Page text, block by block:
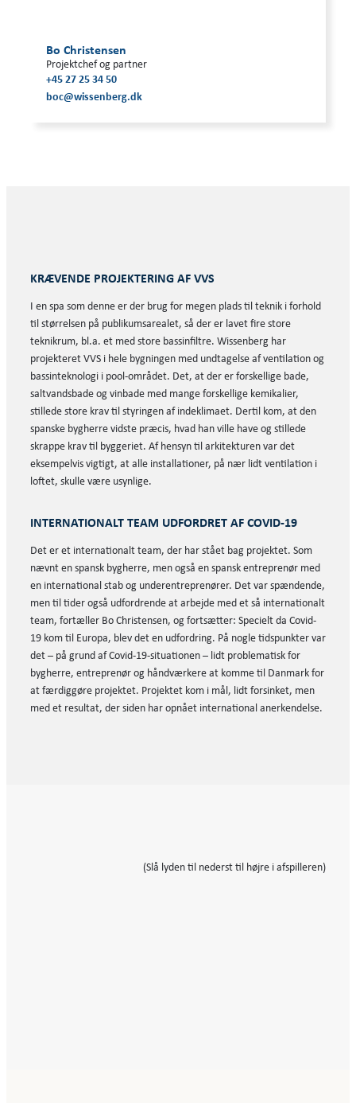
Bo Christensen
Projektchef og partner
+45 27 25 34 50
boc@wissenberg.dk
KRÆVENDE PROJEKTERING AF VVS
I en spa som denne er der brug for megen plads til teknik i forhold
til størrelsen på publikumsarealet, så der er lavet fire store
teknikrum, bl.a. et med store bassinfiltre. Wissenberg har
projekteret VVS i hele bygningen med undtagelse af ventilation og
bassinteknologi i pool-området. Det, at der er forskellige bade,
saltvandsbade og vinbade med mange forskellige kemikalier,
stillede store krav til styringen af indeklimaet. Dertil kom, at den
spanske bygherre vidste præcis, hvad han ville have og stillede
skrappe krav til byggeriet. Af hensyn til arkitekturen var det
eksempelvis vigtigt, at alle installationer, på nær lidt ventilation i
loftet, skulle være usynlige.
INTERNATIONALT TEAM UDFORDRET AF COVID-19
Det er et internationalt team, der har stået bag projektet. Som
nævnt en spansk bygherre, men også en spansk entreprenør med
en international stab og underentreprenører. Det var spændende,
men til tider også udfordrende at arbejde med et så internationalt
team, fortæller Bo Christensen, og fortsætter: Specielt da Covid-
19 kom til Europa, blev det en udfordring. På nogle tidspunkter var
det – på grund af Covid-19-situationen – lidt problematisk for
bygherre, entreprenør og håndværkere at komme til Danmark for
at færdiggøre projektet. Projektet kom i mål, lidt forsinket, men
med et resultat, der siden har opnået international anerkendelse.
(Slå lyden til nederst til højre i afspilleren)